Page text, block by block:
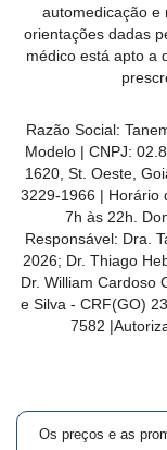
automedicação e
orientações dadas
médico está apto a
Razão Social:
Modelo | CNPJ:
1620, St. Oeste,
3229-1966 | Horário
7h às 22h.
Responsável: Dra.
2026; Dr. Thiago
Dr. William Cardoso
e Silva - CRF(GO)
7582
Os preços e as